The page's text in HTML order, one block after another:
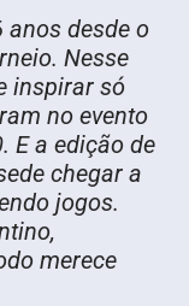
anos desde o
Nesse
inspirar só
no evento
E a edição de
chegar a
jogos.
merece